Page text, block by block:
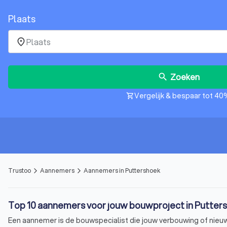
Plaats
place
search Zoeken
shopping_cartVergelijk & bespaar tot
Trustoo arrow_forward_ios Aannemers arrow_forward_ios Aannemers in Puttershoek
Top 10 aannemers voor jouw bouwproject in
Een aannemer is de bouwspecialist die jouw verbouwing of